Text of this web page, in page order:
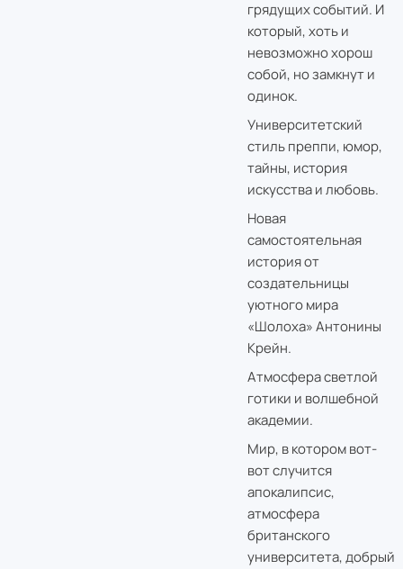
грядущих событий. И
который, хоть и
невозможно хорош
собой, но замкнут и
одинок.
Университетский
стиль преппи, юмор,
тайны, история
искусства и любовь.
Новая
самостоятельная
история от
создательницы
уютного мира
«Шолоха» Антонины
Крейн.
Атмосфера светлой
готики и волшебной
академии.
Мир, в котором вот-
вот случится
апокалипсис,
атмосфера
британского
университета, добрый